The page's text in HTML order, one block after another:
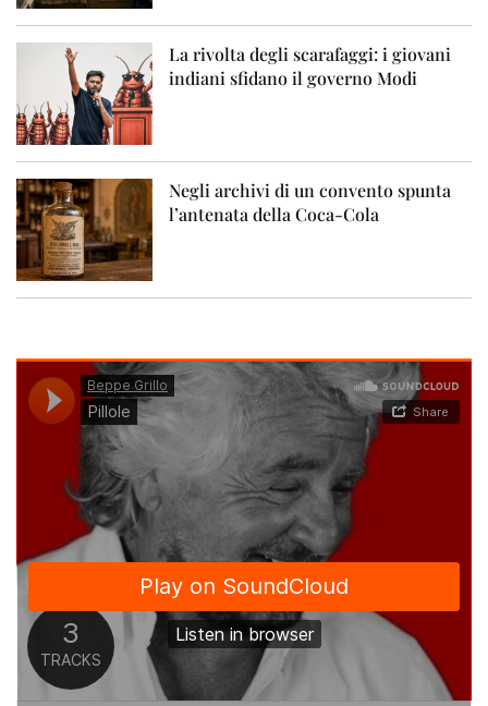
La rivolta degli scarafaggi: i giovani
indiani sfidano il governo Modi
Negli archivi di un convento spunta
l’antenata della Coca-Cola